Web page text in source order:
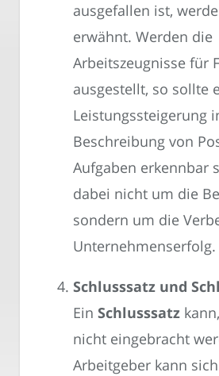
ausgefallen ist,
erwähnt. Werden die
Arbeitszeugnisse für
ausgestellt, so sollte
Leistungssteigerung
Beschreibung von
Aufgaben erkennbar
dabei nicht um die
sondern um die
Unternehmenserfolg.
Schlusssatz und
Ein Schlusssatz
nicht eingebracht
Arbeitgeber kann